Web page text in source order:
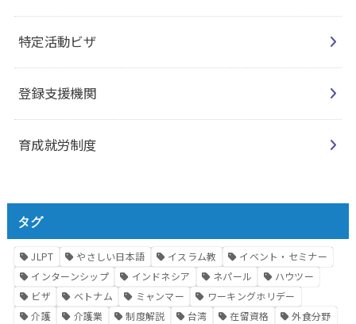
特定活動ビザ
登録支援機関
育成就労制度
タグ
JLPT やさしい日本語 イスラム教
イベント・セミナー
インターンシップ
インドネシア ネパール
ハウツー
ビザ
ベトナム ミャンマー
ワーキングホリデー
介護
介護業 制度解説 台湾 在留資格 外食分野